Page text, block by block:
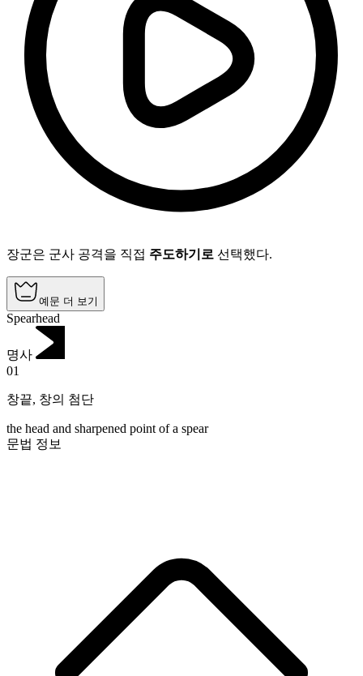
장군은 군사 공격을 직접 주도하기로 선택했다.
예문 더 보기
Spearhead
명사
01
창끝, 창의 첨단
the head and sharpened point of a spear
문법 정보